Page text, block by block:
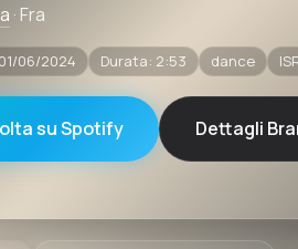
· Fra
06/2024 Durata: 2:53 dance
su Spotify Dettagli